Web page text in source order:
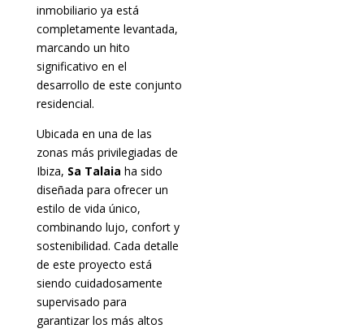
inmobiliario ya está
completamente levantada,
marcando un hito
significativo en el
desarrollo de este conjunto
residencial.
Ubicada en una de las
zonas más privilegiadas de
Ibiza, Sa Talaia ha sido
diseñada para ofrecer un
estilo de vida único,
combinando lujo, confort y
sostenibilidad. Cada detalle
de este proyecto está
siendo cuidadosamente
supervisado para
garantizar los más altos